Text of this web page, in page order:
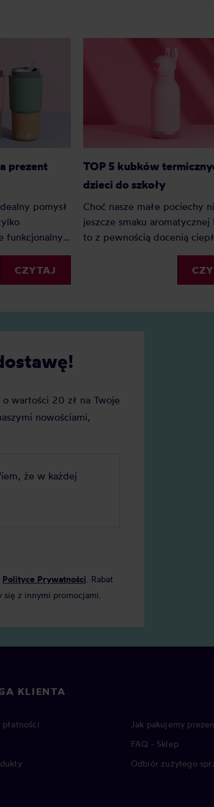
prezent
pomysł
funkcjonalny.
w
ale
zachwycają
CZYTAJ
TOP 5 kubków
dzieci do szkoły
Choć nasze małe pociechy
jeszcze smaku aromatycznej
to z pewnością docenią
napój, zwłaszcza w
miesiącach. Jaki jest idealny
termiczny do szkoły i czym
wartości 20 zł na Twoje
nowościami,
że w każdej
Polityce Prywatności . Rabat
się z innymi promocjami.
KLIENTA
Jak pakujemy
FAQ - Sklep
Odbiór zużytego